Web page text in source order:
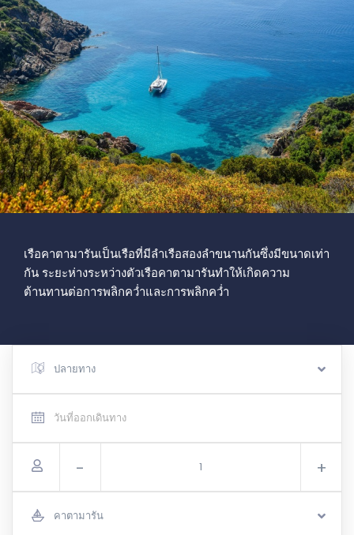
เรือคาตามารันเป็นเรือที่มีลำเรือสองลำขนานกันซึ่งมีขนาดเท่า
กัน ระยะห่างระหว่างตัวเรือคาตามารันทำให้เกิดความ
ต้านทานต่อการพลิกคว่ำและการพลิกคว่ำ
ปลายทาง
- +
คาตามารัน